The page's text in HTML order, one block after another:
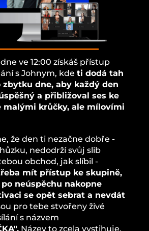
ve 12:00 získáš přístup
s Johnym, kde ti dodá tah
zbytku dne, aby každý den
a přibližoval ses ke
malými krůčky, ale mílovími
že den ti nezačne dobře -
nedodrží svůj slib
obchod, jak slíbil -
mít přístup ke skupině,
neúspěchu nakopne
se opět sebrat a nevdát
pro tebe stvořeny živé
s názvem
Název to zcela vystihuje.